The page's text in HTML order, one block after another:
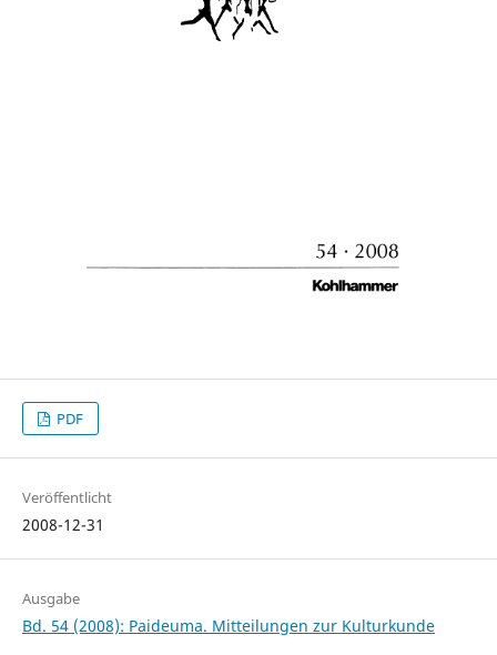
PDF
Veröffentlicht
2008-12-31
Ausgabe
Bd. 54 (2008): Paideuma. Mitteilungen zur Kulturkunde